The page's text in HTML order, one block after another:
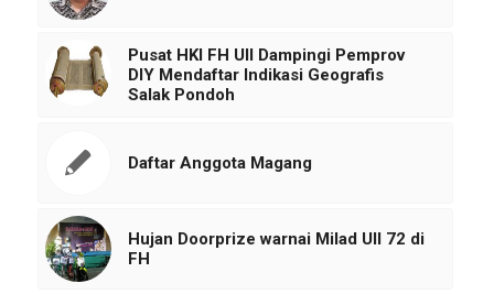
Pusat HKI FH UII Dampingi Pemprov
DIY Mendaftar Indikasi Geografis
Salak Pondoh
Daftar Anggota Magang
Hujan Doorprize warnai Milad UII 72 di
FH